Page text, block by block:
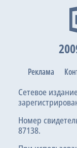
Реклама
Сетевое
Номер
87138.